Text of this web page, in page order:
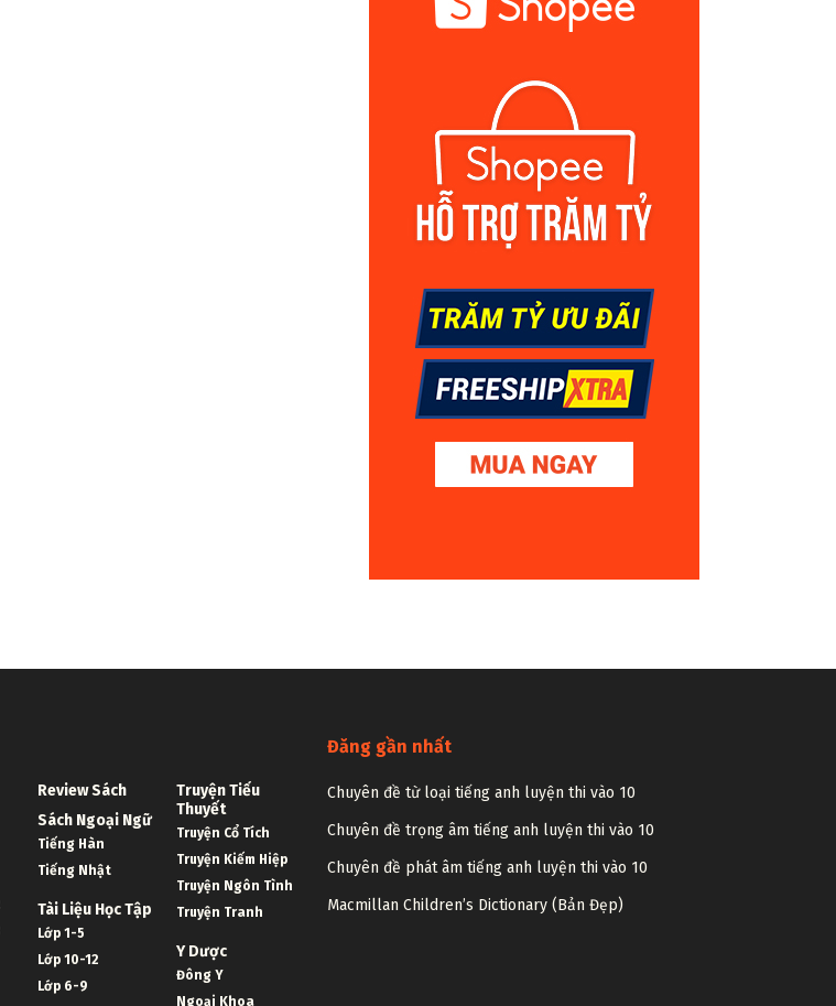
Review Sách
Sách Ngoại Ngữ
Tiếng Hàn
Tiếng Nhật
Tài Liệu Học Tập
Lớp 1-5
Lớp 10-12
Lớp 6-9
Truyện Tiểu
Thuyết
Truyện Cổ Tích
Truyện Kiếm Hiệp
Truyện Ngôn Tình
Truyện Tranh
Y Dược
Đông Y
Ngoại Khoa
Đăng gần nhất
Chuyên đề từ loại tiếng anh luyện thi vào 10
Chuyên đề trọng âm tiếng anh luyện thi vào 10
Chuyên đề phát âm tiếng anh luyện thi vào 10
Macmillan Children’s Dictionary (Bản Đẹp)